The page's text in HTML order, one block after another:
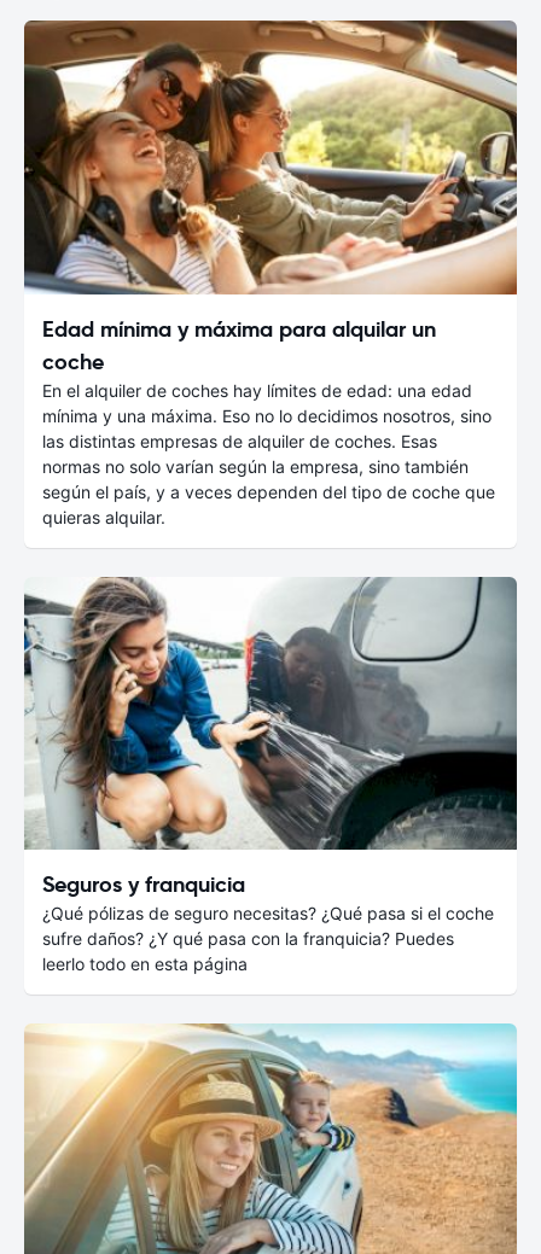
Edad mínima y máxima para alquilar un
coche
En el alquiler de coches hay límites de edad: una edad
mínima y una máxima. Eso no lo decidimos nosotros, sino
las distintas empresas de alquiler de coches. Esas
normas no solo varían según la empresa, sino también
según el país, y a veces dependen del tipo de coche que
quieras alquilar.
Seguros y franquicia
¿Qué pólizas de seguro necesitas? ¿Qué pasa si el coche
sufre daños? ¿Y qué pasa con la franquicia? Puedes
leerlo todo en esta página